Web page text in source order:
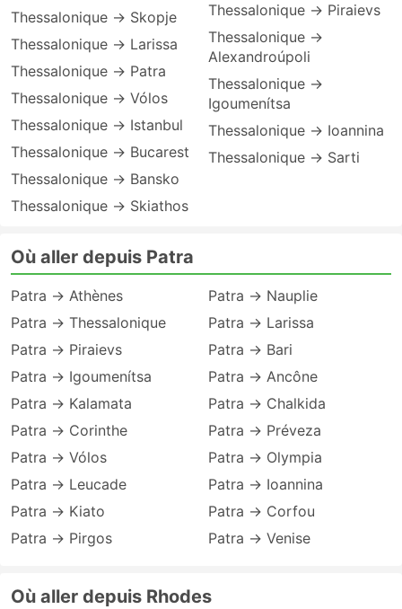
Thessalonique → Skopje
Thessalonique → Larissa
Thessalonique → Patra
Thessalonique → Vólos
Thessalonique → Istanbul
Thessalonique → Bucarest
Thessalonique → Bansko
Thessalonique → Skiathos
Thessalonique → Piraievs
Thessalonique →
Alexandroúpoli
Thessalonique →
Igoumenítsa
Thessalonique → Ioannina
Thessalonique → Sarti
Où aller depuis Patra
Patra → Athènes
Patra → Thessalonique
Patra → Piraievs
Patra → Igoumenítsa
Patra → Kalamata
Patra → Corinthe
Patra → Vólos
Patra → Leucade
Patra → Kiato
Patra → Pirgos
Patra → Nauplie
Patra → Larissa
Patra → Bari
Patra → Ancône
Patra → Chalkida
Patra → Préveza
Patra → Olympia
Patra → Ioannina
Patra → Corfou
Patra → Venise
Où aller depuis Rhodes